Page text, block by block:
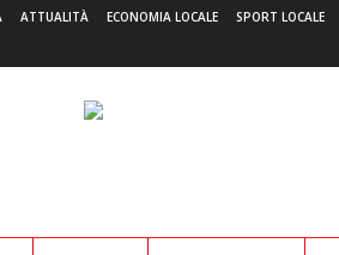
ATTUALITÀ ECONOMIA LOCALE SPORT LOCALE